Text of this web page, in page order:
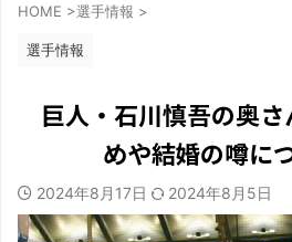
HOME >選手情報 >
選手情報
巨人・石川慎吾の奥
めや結婚の噂に
2024年8月17日 2024年8月5日